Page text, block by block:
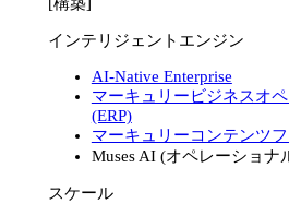
インテリジェントエンジン
AI-Native Enterprise
マーキュリービジネスオ
(ERP)
マーキュリーコンテンツ
Muses AI (オペレーショナ
スケール